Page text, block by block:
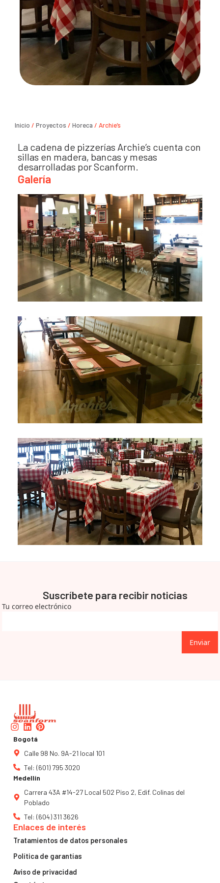
Inicio / Proyectos / Horeca / Archie’s
La cadena de pizzerías Archie’s cuenta con
sillas en madera, bancas y mesas
desarrolladas por Scanform.
Galería
Suscríbete para recibir noticias
Tu correo electrónico
Enviar
Instagram
Linkedin
Pinterest
Bogotá
Calle 98 No. 9A-21 local 101
Tel: (601) 795 3020
Medellín
Carrera 43A #14-27 Local 502 Piso 2, Edif. Colinas del
Poblado
Tel: (604) 311 3626
Enlaces de interés
Tratamientos de datos personales
Política de garantías
Aviso de privacidad